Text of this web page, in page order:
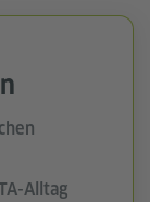
Alltag